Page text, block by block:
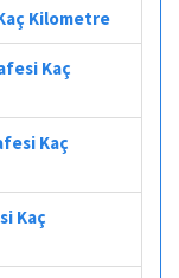
Kilometre
Kaç
Kaç
Kaç